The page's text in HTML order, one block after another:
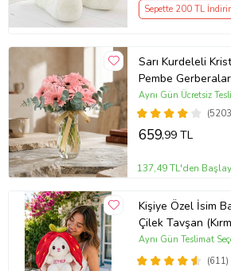
Sepette 200 TL
Sarı Kurdeleli
Pembe Gerberalar
Aynı Gün Ücretsiz
659,99 TL
137,49 TL'den
Kişiye Özel İsim
Çilek Tavşan
(611)
Aynı Gün Teslimat